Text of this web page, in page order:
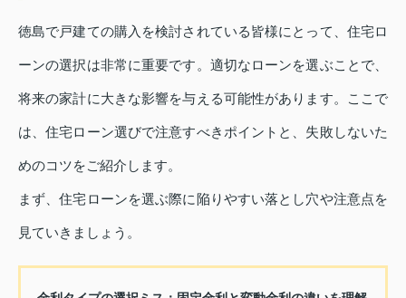
徳島で戸建ての購入を検討されている皆様にとって、住宅ロ
ーンの選択は非常に重要です。適切なローンを選ぶことで、
将来の家計に大きな影響を与える可能性があります。ここで
は、住宅ローン選びで注意すべきポイントと、失敗しないた
めのコツをご紹介します。
まず、住宅ローンを選ぶ際に陥りやすい落とし穴や注意点を
見ていきましょう。